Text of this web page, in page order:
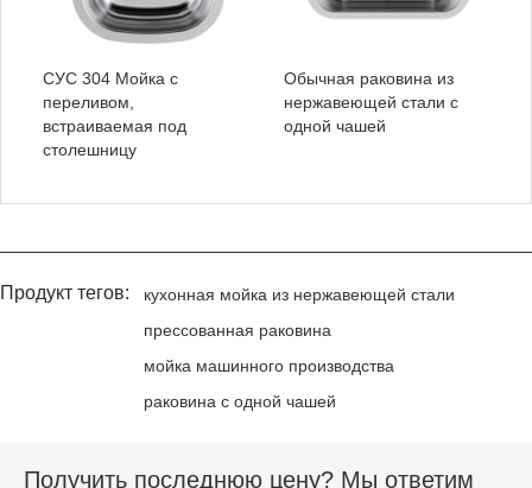
СУС 304 Мойка с
переливом,
встраиваемая под
столешницу
Обычная раковина из
нержавеющей стали с
одной чашей
Продукт тегов:
кухонная мойка из нержавеющей стали
прессованная раковина
мойка машинного производства
раковина с одной чашей
Получить последнюю цену? Мы ответим